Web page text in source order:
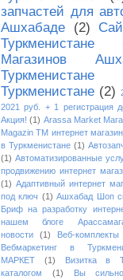
запчастей для
Ашхабаде
(2)
Туркменистане
Магазинов
Туркменистане
Туркменистане (2)
2021 руб. + 1 регистрация
Акция! (1) Arassa Market
Magazin TM интернет
в Туркменистане (1)
(1) Автоматизированные
продвижению интернет
(1) Адаптивный интернет
под ключ (1) Ашхабад Шоп
Бриф на разработку
нашем блоге
новости
(1) Веб-
Вебмаркетинг в
МАРКЕТ
(1)
Визитка в
каталогом
(1) Вы